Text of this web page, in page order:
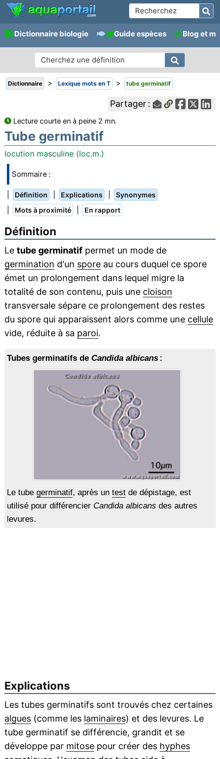
Dictionnaire biologie Guide espèces Blog et
Dictionnaire > Lexique mots en T > tube germinatif
Partager :
Lecture courte en à peine 2 mn.
Tube germinatif
locution masculine (loc.m.)
Sommaire :
Définition Explications Synonymes
Mots à proximité En rapport
Définition
Le tube germinatifpermet un mode de
germination d'un sporeau cours duquel ce spore
émet un prolongement dans lequel migre la
totalité de son contenu, puis une cloison
transversale sépare ce prolongement des restes
du spore qui apparaissent alors comme une cellule
vide, réduite à sa paroi.
Tubes germinatifs de Candida albicans:
Le tube germinatif, après un testde dépistage, est
utilisé pour différencier Candida albicans des autres
levures.
Explications
Les tubes germinatifs sont trouvés chez certaines
algues(comme les laminaires) et des levures. Le
tube germinatif se différencie, grandit et se
développe par mitosepour créer des hyphes